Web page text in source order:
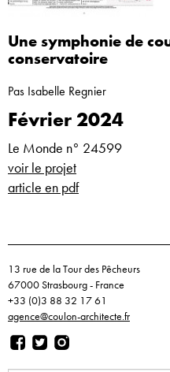
Une symphonie de
conservatoire
Pas Isabelle Regnier
Février 2024
Le Monde n° 24599
voir le projet
article en pdf
13 rue de la Tour des Pêcheurs
67000 Strasbourg - France
+33 (0)3 88 32 17 61
agence@coulon-architecte.fr